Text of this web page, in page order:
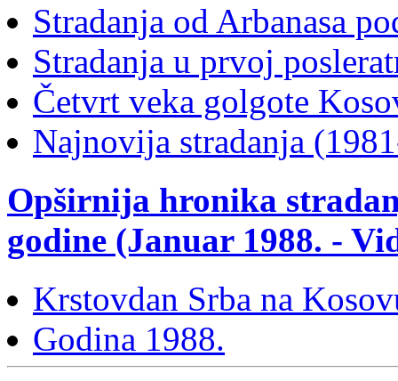
Stradanja od Arbanasa
Stradanja u prvoj
Četvrt veka golgote
Najnovija stradanja
Opširnija hronika
godine (Januar 1988. -
Krstovdan Srba na
Godina 1988.